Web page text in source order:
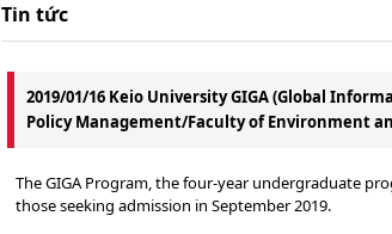
Tin tức
2019/01/16 Keio University GIGA (Global
Policy Management/Faculty of Environment
The GIGA Program, the four-year undergraduate
those seeking admission in September 2019.